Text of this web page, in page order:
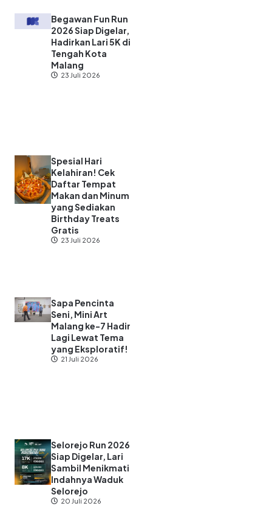
Begawan Fun Run
2026 Siap Digelar,
Hadirkan Lari 5K di
Tengah Kota
Malang
23 Juli 2026
Spesial Hari
Kelahiran! Cek
Daftar Tempat
Makan dan Minum
yang Sediakan
Birthday Treats
Gratis
23 Juli 2026
Sapa Pencinta
Seni, Mini Art
Malang ke-7 Hadir
Lagi Lewat Tema
yang Eksploratif!
21 Juli 2026
Selorejo Run 2026
Siap Digelar, Lari
Sambil Menikmati
Indahnya Waduk
Selorejo
20 Juli 2026